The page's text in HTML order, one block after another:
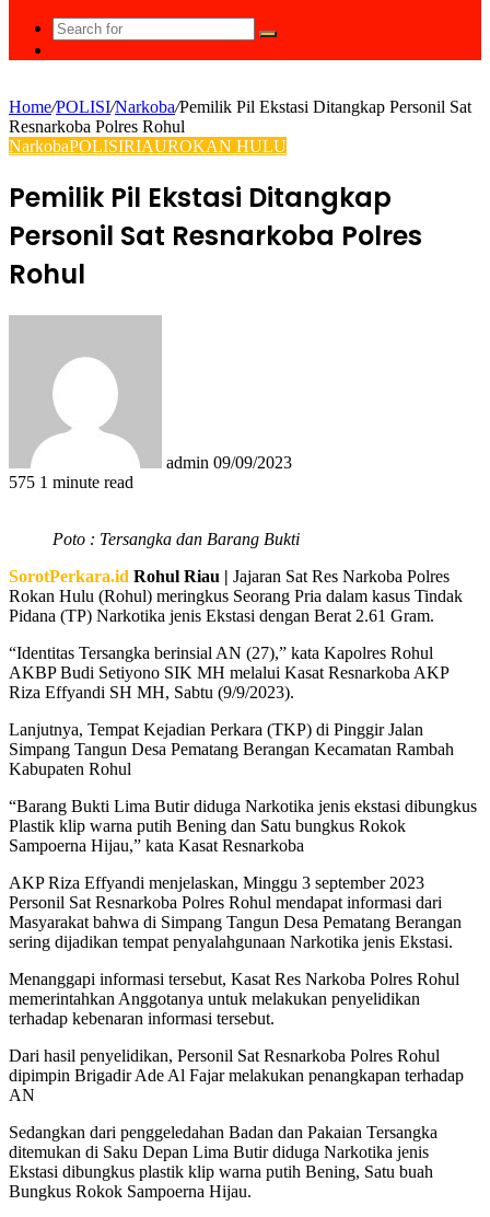
Search
for
Home/POLISI/Narkoba/Pemilik Pil Ekstasi Ditangkap Personil Sat
Resnarkoba Polres Rohul
NarkobaPOLISIRIAUROKAN HULU
Pemilik Pil Ekstasi Ditangkap
Personil Sat Resnarkoba Polres
Rohul
admin 09/09/2023
575 1 minute read
Poto : Tersangka dan Barang Bukti
SorotPerkara.id Rohul Riau | Jajaran Sat Res Narkoba Polres
Rokan Hulu (Rohul) meringkus Seorang Pria dalam kasus Tindak
Pidana (TP) Narkotika jenis Ekstasi dengan Berat 2.61 Gram.
“Identitas Tersangka berinsial AN (27),” kata Kapolres Rohul
AKBP Budi Setiyono SIK MH melalui Kasat Resnarkoba AKP
Riza Effyandi SH MH, Sabtu (9/9/2023).
Lanjutnya, Tempat Kejadian Perkara (TKP) di Pinggir Jalan
Simpang Tangun Desa Pematang Berangan Kecamatan Rambah
Kabupaten Rohul
“Barang Bukti Lima Butir diduga Narkotika jenis ekstasi dibungkus
Plastik klip warna putih Bening dan Satu bungkus Rokok
Sampoerna Hijau,” kata Kasat Resnarkoba
AKP Riza Effyandi menjelaskan, Minggu 3 september 2023
Personil Sat Resnarkoba Polres Rohul mendapat informasi dari
Masyarakat bahwa di Simpang Tangun Desa Pematang Berangan
sering dijadikan tempat penyalahgunaan Narkotika jenis Ekstasi.
Menanggapi informasi tersebut, Kasat Res Narkoba Polres Rohul
memerintahkan Anggotanya untuk melakukan penyelidikan
terhadap kebenaran informasi tersebut.
Dari hasil penyelidikan, Personil Sat Resnarkoba Polres Rohul
dipimpin Brigadir Ade Al Fajar melakukan penangkapan terhadap
AN
Sedangkan dari penggeledahan Badan dan Pakaian Tersangka
ditemukan di Saku Depan Lima Butir diduga Narkotika jenis
Ekstasi dibungkus plastik klip warna putih Bening, Satu buah
Bungkus Rokok Sampoerna Hijau.